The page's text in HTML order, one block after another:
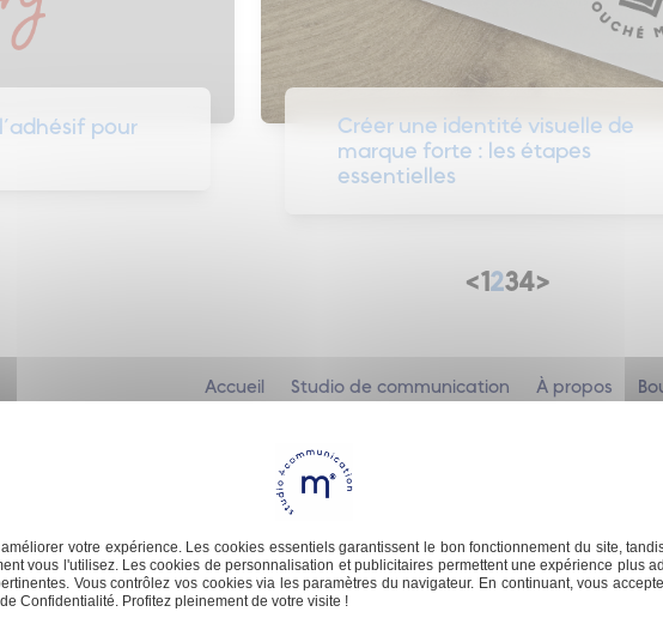
pour
Créer une identité visuelle de
marque forte : les étapes
essentielles
<1234>
Accueil Studio de communication À propos
Born contact@malofactory.fr
votre expérience. Les cookies essentiels garantissent le bon fonctionnement du site,
vous l'utilisez. Les cookies de personnalisation et publicitaires permettent une expérience plus
Vous contrôlez vos cookies via les paramètres du navigateur. En continuant, vous
Confidentialité. Profitez pleinement de votre visite !